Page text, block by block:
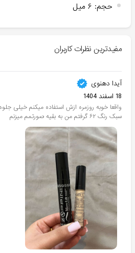
حجم: ۶ میل
مفیدترین نظرات کاربران
آیدا دهنوی
18 اسفند 1404
واقعا خوبه روزمره ازش استفاده میکنم خیلی
سبک رنگ ۶۲ گرفتم من به بقیه صورتمم میزنم